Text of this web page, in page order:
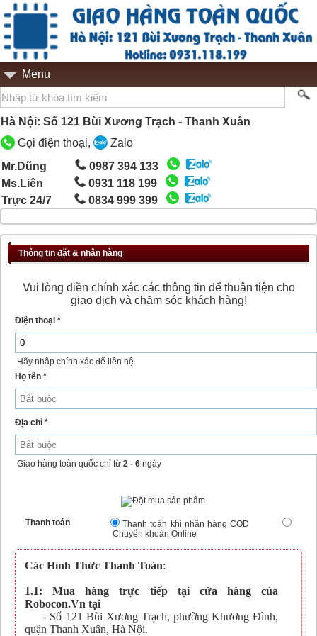
Menu
Hà Nội: Số 121 Bùi Xương Trạch - Thanh Xuân
Gọi điện thoại,
Zalo
Mr.Dũng
0987 394 133
Ms.Liên
0931 118 199
Trực 24/7
0834 999 399
Thông tin đặt & nhận hàng
Vui lòng điền chính xác các thông tin để thuận tiện cho
giao dịch và chăm sóc khách hàng!
Điện thoại *
Hãy nhập chính xác để liên hệ
Họ tên *
Địa chỉ *
Giao hàng toàn quốc chỉ từ 2 - 6 ngày
Thanh toán
Thanh toán khi nhận hàng COD
Chuyển khoản Online
Các Hình Thức Thanh Toán:
1.1: Mua hàng trực tiếp tại cửa hàng của
Robocon.Vn tại
- Số 121 Bùi Xương Trạch, phường Khương Đình,
quận Thanh Xuân, Hà Nội.